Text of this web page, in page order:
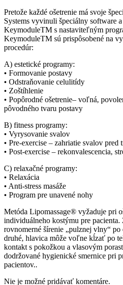
Pretože každé ošetrenie má svoje
Systems vyvinuli špeciálny software
KeymoduleTM s nastaviteľným
KeymoduleTM sú prispôsobené na
procedúr:
A) estetické programy:
• Formovanie postavy
• Odstraňovanie celulitídy
• Zoštíhlenie
• Popôrodné ošetrenie– voľná,
pôvodného tvaru postavy
B) fitness programy:
• Vyrysovanie svalov
• Pre-exercise – zahriatie svalov pred
• Post-exercise – rekonvalescencia,
C) relaxačné programy:
• Relaxácia
• Anti-stress masáže
• Program pre unavené nohy
Metóda Lipomassage® vyžaduje pri
individuálneho kostýmu pre pacienta.
rovnomerné šírenie „pulznej vlny“
druhé, hlavica môže voľne kĺzať po
kontakt s pokožkou a vlasovým
dodržované hygienické smernice pri
pacientov..
Nie je možné pridávať komentáre.